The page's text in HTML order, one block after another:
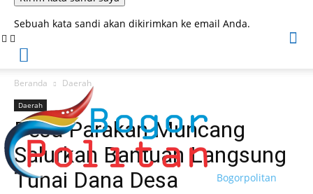
Sebuah kata sandi akan dikirimkan ke email Anda.
Bogorpolitan
Beranda Daerah
Daerah
Desa Parakan Muncang
Salurkan Bantuan Langsung
Tunai Dana Desa